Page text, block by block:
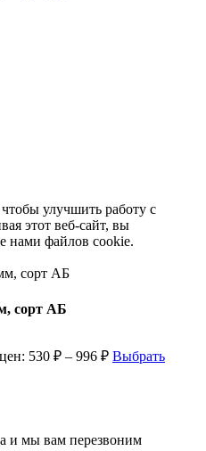
улучшить работу с
этот веб-сайт, вы
нами файлов cookie.
сорт АБ
530 ₽ – 996 ₽ Выбрать
и мы вам перезвоним